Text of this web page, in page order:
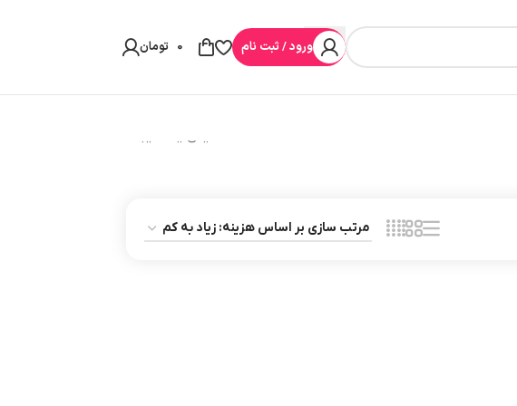
ورود / ثبت نام 0 تومان
نمایش یک نتیجه